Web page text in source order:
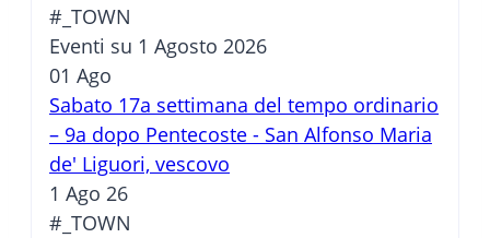
#_TOWN
Eventi su 1 Agosto 2026
01 Ago
Sabato 17a settimana del tempo ordinario
– 9a dopo Pentecoste - San Alfonso Maria
de' Liguori, vescovo
1 Ago 26
#_TOWN